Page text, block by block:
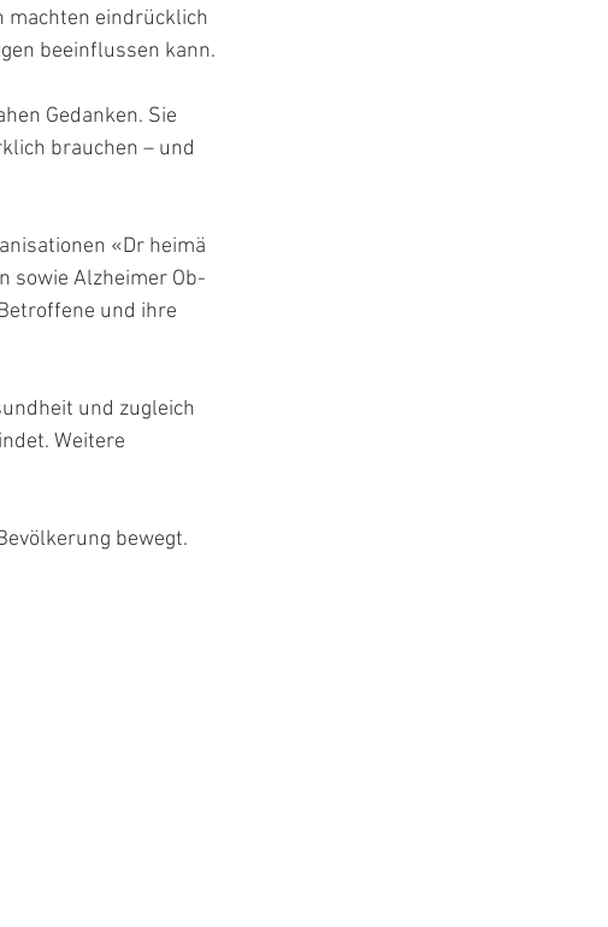
machten eindrücklich
beeinflussen kann.
Gedanken. Sie
brauchen – und
«Dr heimä
sowie Alzheimer Ob-
und ihre
und zugleich
Weitere
bewegt.